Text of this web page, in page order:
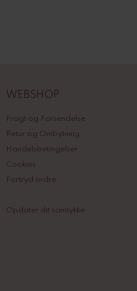
WEBSHOP
Fragt og Forsendelse
Retur og Ombytning
Handelsbetingelser
Cookies
Fortryd ordre
Opdater dit samtykke